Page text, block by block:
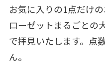
お気に入りの1点だけ
ローゼットまるごとの
で拝見いたします。点
ん。